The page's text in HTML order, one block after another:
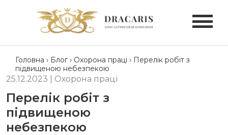
Головна › Блог › Охорона праці › Перелік робіт з
підвищеною небезпекою
25.12.2023 Охорона праці
Перелік робіт з
підвищеною
небезпекою